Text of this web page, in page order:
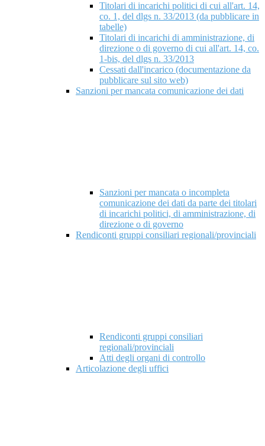
Titolari di incarichi politici di cui all'art. 14,
co. 1, del dlgs n. 33/2013 (da pubblicare in
tabelle)
Titolari di incarichi di amministrazione, di
direzione o di governo di cui all'art. 14, co.
1-bis, del dlgs n. 33/2013
Cessati dall'incarico (documentazione da
pubblicare sul sito web)
Sanzioni per mancata comunicazione dei dati
Sanzioni per mancata o incompleta
comunicazione dei dati da parte dei titolari
di incarichi politici, di amministrazione, di
direzione o di governo
Rendiconti gruppi consiliari regionali/provinciali
Rendiconti gruppi consiliari
regionali/provinciali
Atti degli organi di controllo
Articolazione degli uffici